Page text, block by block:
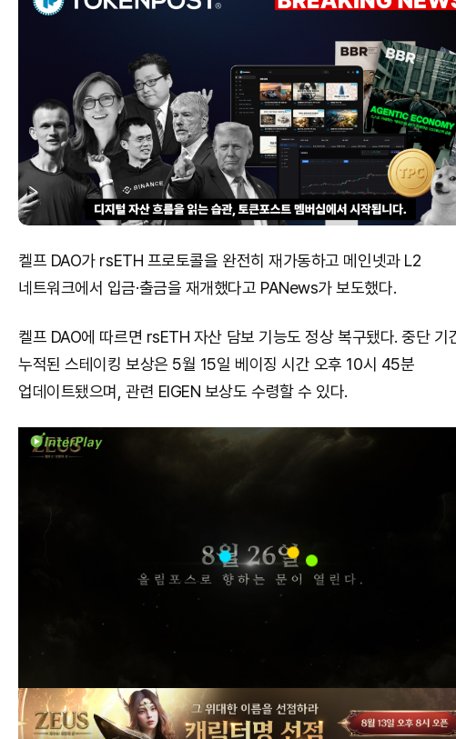
켈프 DAO가 rsETH 프로토콜을 완전히 재가동하고 메인넷과 L2
네트워크에서 입금·출금을 재개했다고 PANews가 보도했다.
켈프 DAO에 따르면 rsETH 자산 담보 기능도 정상 복구됐다. 중단 기
누적된 스테이킹 보상은 5월 15일 베이징 시간 오후 10시 45분
업데이트됐으며, 관련 EIGEN 보상도 수령할 수 있다.